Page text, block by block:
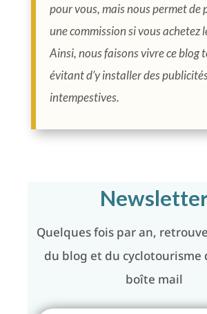
pour vous, mais nous permet de
une commission si vous achetez
Ainsi, nous faisons vivre ce blog
évitant d’y installer des
intempestives.
Quelques fois par an,
du blog et du cyclotourisme
boîte mail